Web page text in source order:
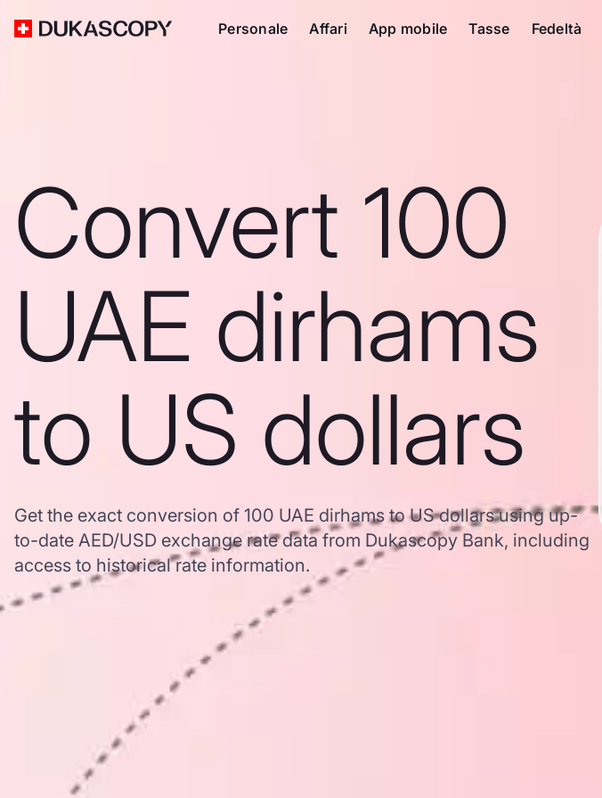
Personale Affari App mobile Tasse Fedeltà
Convert 100
UAE dirhams
to US dollars
Get the exact conversion of 100 UAE dirhams to US dollars using up-
to-date AED/USD exchange rate data from Dukascopy Bank, including
access to historical rate information.